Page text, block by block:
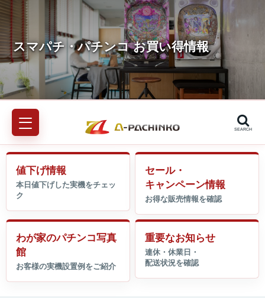
SEARCH
値下げ情報
セール・
キャンペーン情報
わが家のパチンコ写真
館
重要なお知らせ